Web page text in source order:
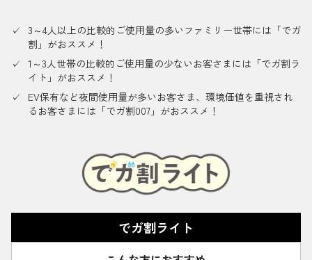
でガ割のご案内
料金
シミュレーション
お申し込み一覧
ガス料金
お問い合わせ先
よくある質問
3～4人以上の比較的ご使用量の多いファミリー世帯には「でガ
割」がおススメ！
1～3人世帯の比較的ご使用量の少ないお客さまには「でガ割ラ
イト」がおススメ！
EV保有など夜間使用量が多いお客さま、環境価値を重視され
るお客さまには「でガ割007」がおススメ！
でガ割ライト